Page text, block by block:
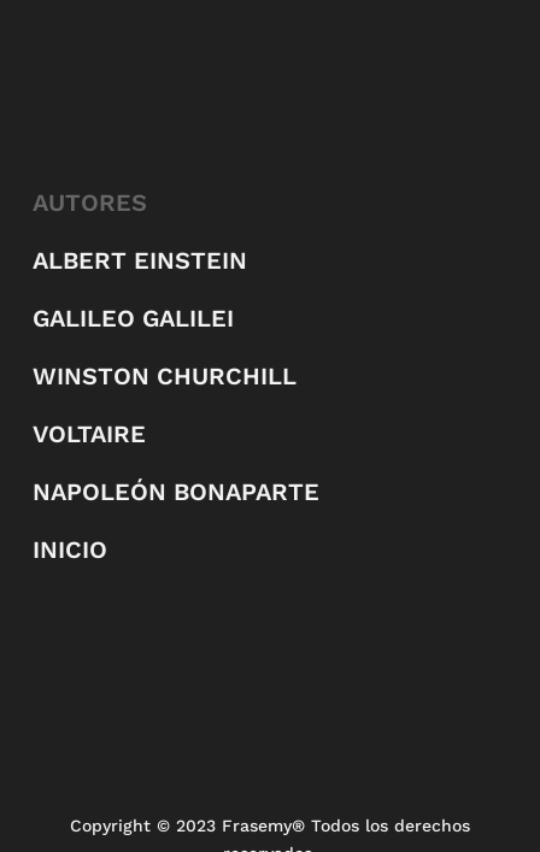
AUTORES
ALBERT EINSTEIN
GALILEO GALILEI
WINSTON CHURCHILL
VOLTAIRE
NAPOLEÓN BONAPARTE
INICIO
Copyright © 2023 Frasemy® Todos los derechos